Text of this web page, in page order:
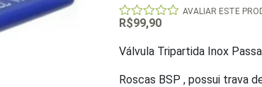
0
of
5
AVALIAR ESTE
R$99,90
Válvula Tripartida Inox
Roscas BSP , possui trava